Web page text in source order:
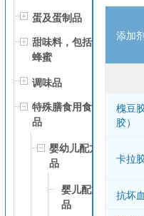
蛋及蛋制品
甜味料，包括
蜂蜜
调味品
特殊膳食用食
品
婴幼儿配方食
品
婴儿配方食
品
添加
槐豆
胶）
卡拉
抗坏